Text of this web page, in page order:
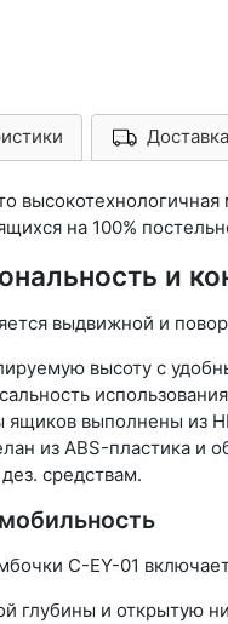
Арконт-Мед
на 100%
и
выдвижной и
высоту с
выполнены из
из ABS-пластика и
средствам.
C-EY-01
глубины и открытую